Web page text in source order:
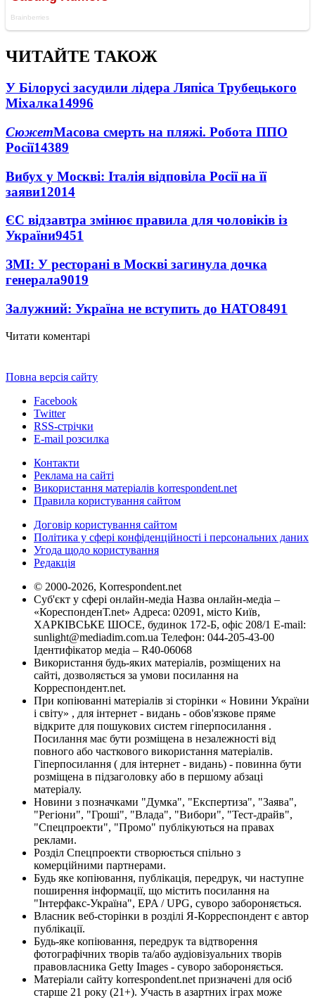
ЧИТАЙТЕ ТАКОЖ
У Білорусі засудили лідера Ляпіса Трубецького
Міхалка14996
СюжетМасова смерть на пляжі. Робота ППО
Росії14389
Вибух у Москві: Італія відповіла Росії на її
заяви12014
ЄС відзавтра змінює правила для чоловіків із
України9451
ЗМІ: У ресторані в Москві загинула дочка
генерала9019
Залужний: Україна не вступить до НАТО8491
Читати коментарі
Повна версія сайту
Facebook
Twitter
RSS-стрічки
E-mail розсилка
Контакти
Реклама на сайті
Використання матеріалів korrespondent.net
Правила користування сайтом
Договір користування сайтом
Політика у сфері конфіденційності і персональних даних
Угода щодо користування
Редакція
© 2000-2026, Korrespondent.net
Суб'єкт у сфері онлайн-медіа Назва онлайн-медіа –
«КореспонденТ.net» Адреса: 02091, місто Київ,
ХАРКІВСЬКЕ ШОСЕ, будинок 172-Б, офіс 208/1 E-mail:
sunlight@mediadim.com.ua Телефон: 044-205-43-00
Ідентифікатор медіа – R40-06068
Використання будь-яких матеріалів, розміщених на
сайті, дозволяється за умови посилання на
Корреспондент.net.
При копіюванні матеріалів зі сторінки « Новини України
і світу» , для інтернет - видань - обов'язкове пряме
відкрите для пошукових систем гіперпосилання .
Посилання має бути розміщена в незалежності від
повного або часткового використання матеріалів.
Гіперпосилання ( для інтернет - видань) - повинна бути
розміщена в підзаголовку або в першому абзаці
матеріалу.
Новини з позначками "Думка", "Експертиза", "Заява",
"Регіони", "Гроші", "Влада", "Вибори", "Тест-драйв",
"Спецпроекти", "Промо" публікуються на правах
реклами.
Розділ Спецпроекти створюється спільно з
комерційними партнерами.
Будь яке копіювання, публікація, передрук, чи наступне
поширення інформації, що містить посилання на
"Інтерфакс-Україна", EPA / UPG, суворо забороняється.
Власник веб-сторінки в розділі Я-Корреспондент є автор
публікації.
Будь-яке копіювання, передрук та відтворення
фотографічних творів та/або аудіовізуальних творів
правовласника Getty Images - суворо забороняється.
Матеріали сайту korrespondent.net призначені для осіб
старше 21 року (21+). Участь в азартних іграх може